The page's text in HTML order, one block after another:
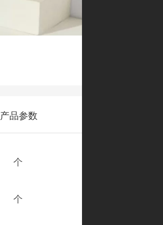
产品参数
个
个